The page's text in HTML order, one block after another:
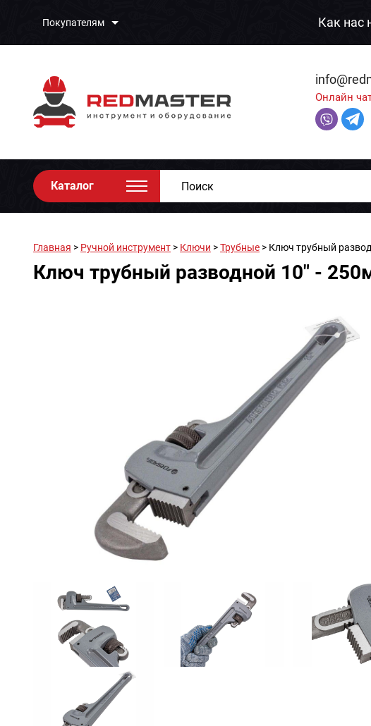
Покупателям Как нас
Онлайн
Каталог
Главная > Ручной инструмент > Ключи >Трубные > Ключ трубный
Ключ трубный разводной 10" -